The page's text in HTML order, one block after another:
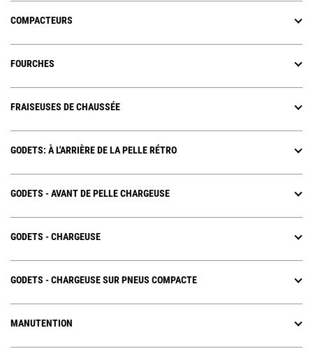
COMPACTEURS
FOURCHES
FRAISEUSES DE CHAUSSÉE
GODETS: À L'ARRIÈRE DE LA PELLE RÉTRO
GODETS - AVANT DE PELLE CHARGEUSE
GODETS - CHARGEUSE
GODETS - CHARGEUSE SUR PNEUS COMPACTE
MANUTENTION